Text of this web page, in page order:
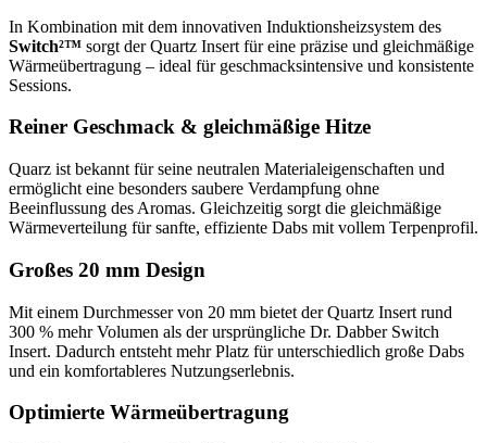
In Kombination mit dem innovativen Induktionsheizsystem des
Switch²™ sorgt der Quartz Insert für eine präzise und gleichmäßige
Wärmeübertragung – ideal für geschmacksintensive und konsistente
Sessions.
Reiner Geschmack & gleichmäßige Hitze
Quarz ist bekannt für seine neutralen Materialeigenschaften und
ermöglicht eine besonders saubere Verdampfung ohne
Beeinflussung des Aromas. Gleichzeitig sorgt die gleichmäßige
Wärmeverteilung für sanfte, effiziente Dabs mit vollem Terpenprofil.
Großes 20 mm Design
Mit einem Durchmesser von 20 mm bietet der Quartz Insert rund
300 % mehr Volumen als der ursprüngliche Dr. Dabber Switch
Insert. Dadurch entsteht mehr Platz für unterschiedlich große Dabs
und ein komfortableres Nutzungserlebnis.
Optimierte Wärmeübertragung